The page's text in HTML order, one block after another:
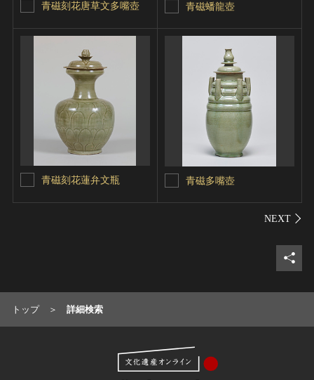
青磁刻花唐草文多嘴壺 青磁蟠龍壺
青磁刻花蓮弁文瓶 青磁多嘴壺
シェ
トップ 詳細検索